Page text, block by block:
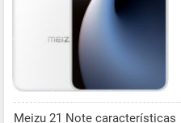
Meizu 21 Note características